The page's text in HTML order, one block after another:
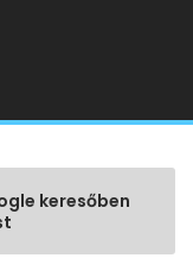
keresőben